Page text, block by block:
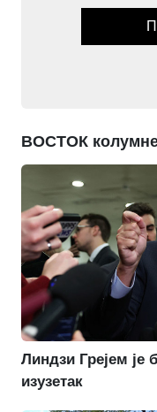
ВОСТОК
Линдзи Грејем је
изузетак